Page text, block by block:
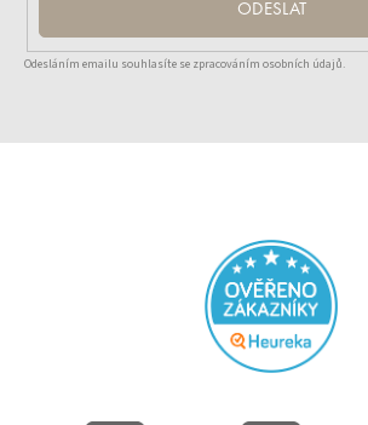
ODESLAT
Odesláním emailu souhlasíte se zpracováním osobních údajů.